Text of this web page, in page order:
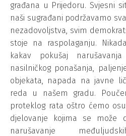
građana u Prijedoru. Svjesni
naši sugrađani podržavamo
nezadovoljstva, svim
stoje na raspolaganju.
kakav pokušaj
nasilničkog ponašanja,
objekata, napada na javne
reda u našem gradu.
proteklog rata oštro ćemo
djelovanje kojima se
narušavanje